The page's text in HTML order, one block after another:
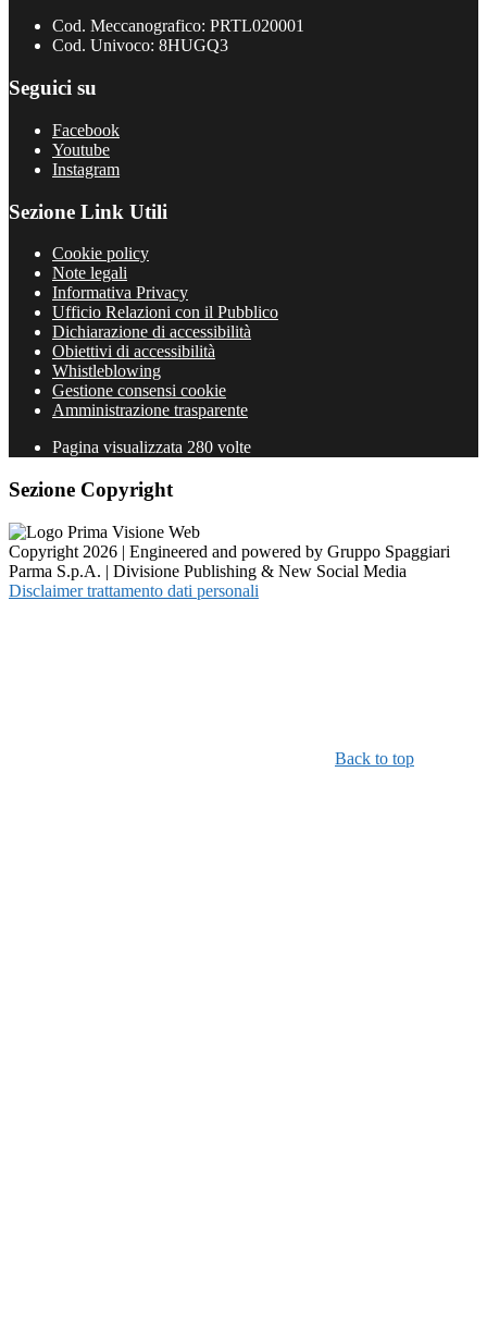
Cod. Meccanografico: PRTL020001
Cod. Univoco: 8HUGQ3
Seguici su
Facebook
Youtube
Instagram
Sezione Link Utili
Cookie policy
Note legali
Informativa Privacy
Ufficio Relazioni con il Pubblico
Dichiarazione di accessibilità
Obiettivi di accessibilità
Whistleblowing
Gestione consensi cookie
Amministrazione trasparente
Pagina visualizzata 280 volte
Sezione Copyright
Copyright 2026 | Engineered and powered by Gruppo Spaggiari
Parma S.p.A. | Divisione Publishing & New Social Media
Disclaimer trattamento dati personali
Back to top